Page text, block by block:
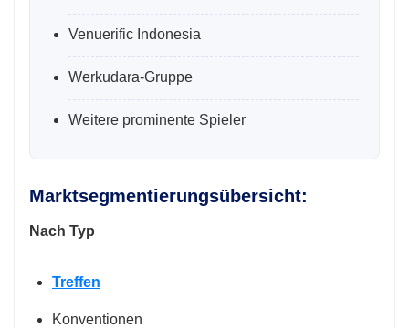
Venuerific Indonesia
Werkudara-Gruppe
Weitere prominente Spieler
Marktsegmentierungsübersicht:
Nach Typ
Treffen
Konventionen